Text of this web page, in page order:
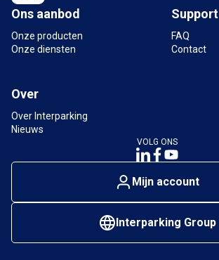
Ons aanbod
Onze producten
Onze diensten
Support
FAQ
Contact
Over
Over Interparking
Nieuws
VOLG ONS
Mijn account
Interparking Group